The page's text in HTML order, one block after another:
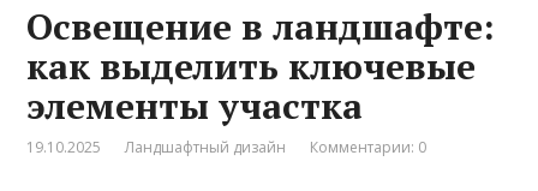
Освещение в ландшафте:
как выделить ключевые
элементы участка
19.10.2025 Ландшафтный дизайн Комментарии: 0